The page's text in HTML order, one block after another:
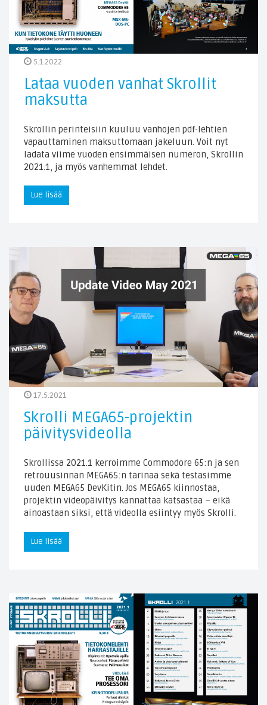
5.1.2022
Lataa vuoden vanhat Skrollit
maksutta
Skrollin perinteisiin kuuluu vanhojen pdf-lehtien
vapauttaminen maksuttomaan jakeluun. Voit nyt
ladata viime vuoden ensimmäisen numeron, Skrollin
2021.1, ja myös vanhemmat lehdet.
Lue lisää
17.5.2021
Skrolli MEGA65-projektin
päivitysvideolla
Skrollissa 2021.1 kerroimme Commodore 65:n ja sen
retrouusinnan MEGA65:n tarinaa sekä testasimme
uuden MEGA65 DevKitin. Jos MEGA65 kiinnostaa,
projektin videopäivitys kannattaa katsastaa – eikä
ainoastaan siksi, että videolla esiintyy myös Skrolli.
Lue lisää